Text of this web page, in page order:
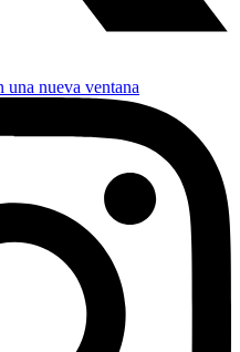
una nueva ventana